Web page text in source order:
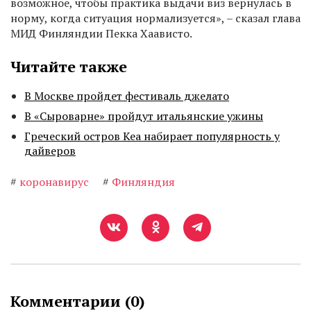
норму, когда ситуация нормализуется», – сказал глава
МИД Финляндии Пекка Хаависто.
Читайте также
В Москве пройдет фестиваль джелато
В «Сыроварне» пройдут итальянские ужины
Греческий остров Кеа набирает популярность у
дайверов
# коронавирус # Финляндия
Комментарии (0)